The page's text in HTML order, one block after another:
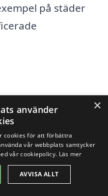
på städer
×
använder
cookies för att förbättra
vår webbplats samtycker
vår cookiepolicy. Läs mer
AVVISA ALLT